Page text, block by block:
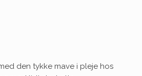
den tykke mave i pleje hos